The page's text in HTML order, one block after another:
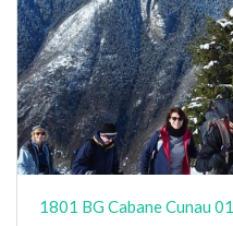
1801 BG Cabane Cunau 01